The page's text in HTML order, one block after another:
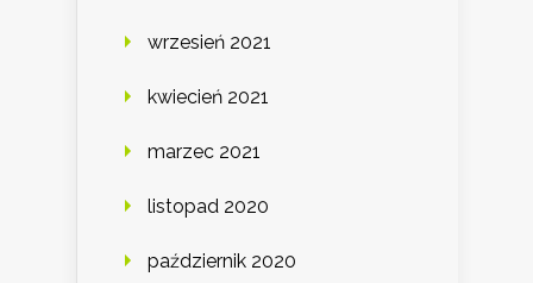
wrzesień 2021
kwiecień 2021
marzec 2021
listopad 2020
październik 2020